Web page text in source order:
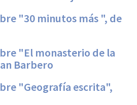
"30 minutos más ", de
"El monasterio de la
Barbero
"Geografía escrita",